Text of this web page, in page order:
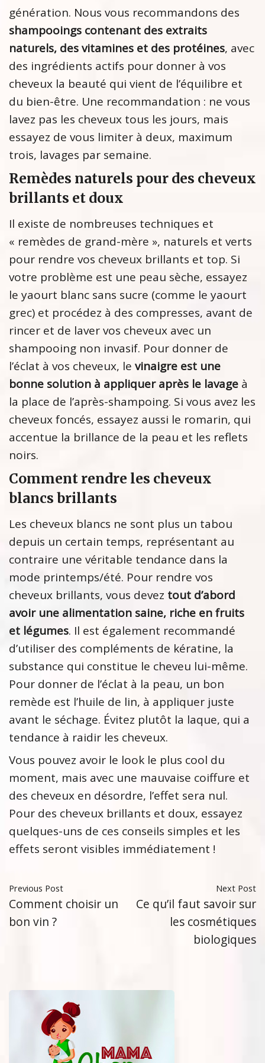
génération. Nous vous recommandons des
shampooings contenant des extraits
naturels, des vitamines et des protéines, avec
des ingrédients actifs pour donner à vos
cheveux la beauté qui vient de l’équilibre et
du bien-être. Une recommandation : ne vous
lavez pas les cheveux tous les jours, mais
essayez de vous limiter à deux, maximum
trois, lavages par semaine.
Remèdes naturels pour des cheveux
brillants et doux
Il existe de nombreuses techniques et
« remèdes de grand-mère », naturels et verts
pour rendre vos cheveux brillants et top. Si
votre problème est une peau sèche, essayez
le yaourt blanc sans sucre (comme le yaourt
grec) et procédez à des compresses, avant de
rincer et de laver vos cheveux avec un
shampooing non invasif. Pour donner de
l’éclat à vos cheveux, le vinaigre est une
bonne solution à appliquer après le lavage à
la place de l’après-shampoing. Si vous avez les
cheveux foncés, essayez aussi le romarin, qui
accentue la brillance de la peau et les reflets
noirs.
Comment rendre les cheveux
blancs brillants
Les cheveux blancs ne sont plus un tabou
depuis un certain temps, représentant au
contraire une véritable tendance dans la
mode printemps/été. Pour rendre vos
cheveux brillants, vous devez tout d’abord
avoir une alimentation saine, riche en fruits
et légumes. Il est également recommandé
d’utiliser des compléments de kératine, la
substance qui constitue le cheveu lui-même.
Pour donner de l’éclat à la peau, un bon
remède est l’huile de lin, à appliquer juste
avant le séchage. Évitez plutôt la laque, qui a
tendance à raidir les cheveux.
Vous pouvez avoir le look le plus cool du
moment, mais avec une mauvaise coiffure et
des cheveux en désordre, l’effet sera nul.
Pour des cheveux brillants et doux, essayez
quelques-uns de ces conseils simples et les
effets seront visibles immédiatement !
Previous Post
Comment choisir un
bon vin ?
Next Post
Ce qu’il faut savoir sur
les cosmétiques
biologiques